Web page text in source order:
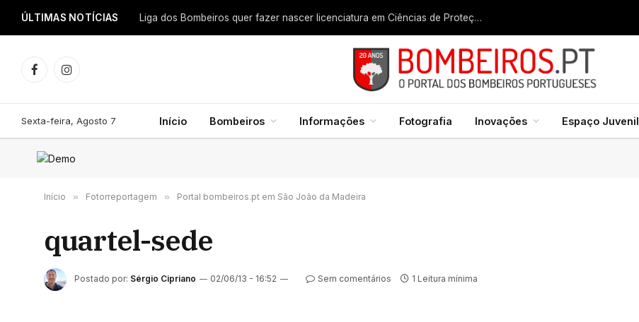
ÚLTIMAS NOTÍCIAS Liga dos Bombeiros quer fazer nascer licenciatura em Ciências de Proteção Civil e Bombeiros
FacebookInstagram
Sexta-feira, Agosto 7 Início Bombeiros Informações Fotografia Inovações Espaço Juvenil
Início » Fotorreportagem » Portal bombeiros.pt em São João da Madeira
quartel-sede
Postado por: Sérgio Cipriano 02/06/13 - 16:52 Sem comentários 1 Leitura mínima